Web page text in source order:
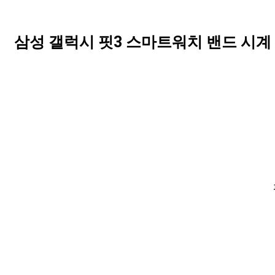
삼성 갤럭시 핏3 스마트워치 밴드 시